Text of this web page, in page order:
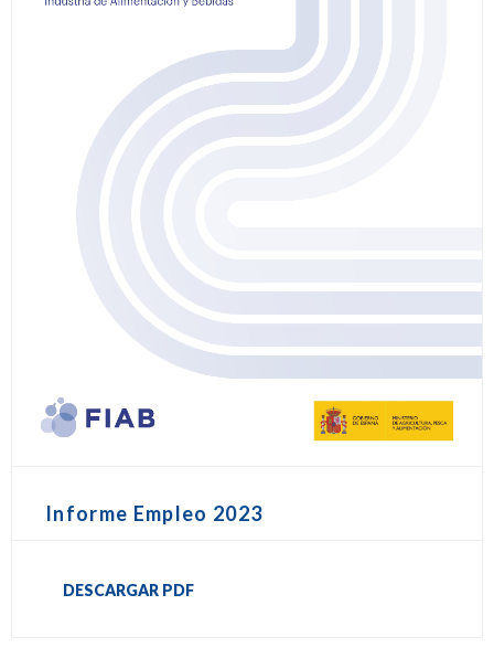
Informe Empleo 2023
DESCARGAR PDF